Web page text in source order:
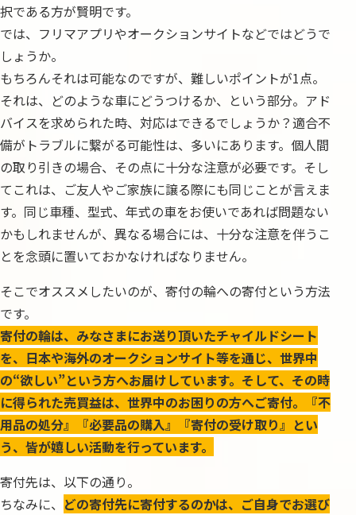
択である方が賢明です。
では、フリマアプリやオークションサイトなどではどうで
しょうか。
もちろんそれは可能なのですが、難しいポイントが1点。
それは、どのような車にどうつけるか、という部分。アド
バイスを求められた時、対応はできるでしょうか？適合不
備がトラブルに繋がる可能性は、多いにあります。個人間
の取り引きの場合、その点に十分な注意が必要です。そし
てこれは、ご友人やご家族に譲る際にも同じことが言えま
す。同じ車種、型式、年式の車をお使いであれば問題ない
かもしれませんが、異なる場合には、十分な注意を伴うこ
とを念頭に置いておかなければなりません。
そこでオススメしたいのが、寄付の輪への寄付という方法
です。
寄付の輪は、みなさまにお送り頂いたチャイルドシート
を、日本や海外のオークションサイト等を通じ、世界中
の“欲しい”という方へお届けしています。そして、その時
に得られた売買益は、世界中のお困りの方へご寄付。『不
用品の処分』『必要品の購入』『寄付の受け取り』とい
う、皆が嬉しい活動を行っています。
寄付先は、以下の通り。
ちなみに、 どの寄付先に寄付するのかは、ご自身でお選び